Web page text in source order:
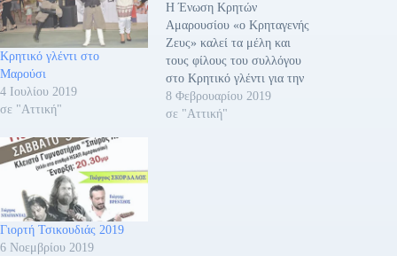
Κρητικό γλέντι στο
Μαρούσι
4 Ιουλίου 2019
σε "Αττική"
Η Ένωση Κρητών
Αμαρουσίου «ο Κρηταγενής
Ζευς» καλεί τα μέλη και
τους φίλους του συλλόγου
στο Κρητικό γλέντι για την
κοπή της πρωτοχρονιάτικης
πίτας, το Σάββατο, 23
8 Φεβρουαρίου 2019
σε "Αττική"
Γιορτή Τσικουδιάς 2019
6 Νοεμβρίου 2019